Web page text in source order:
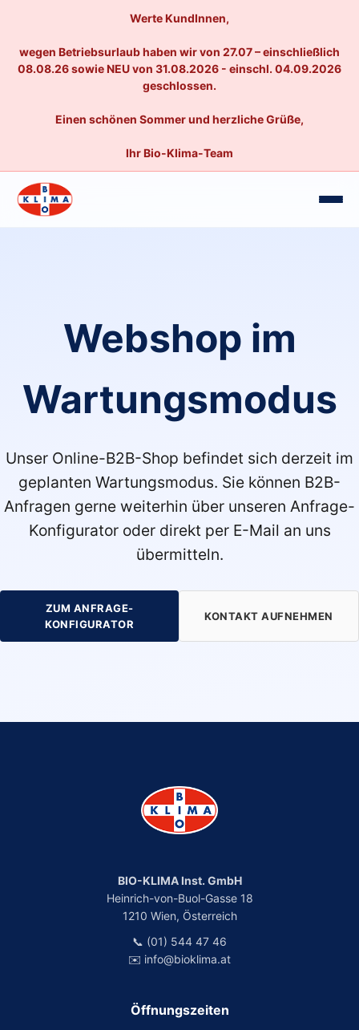
Werte KundInnen,
wegen Betriebsurlaub haben wir von 27.07 – einschließlich
08.08.26 sowie NEU von 31.08.2026 - einschl. 04.09.2026
geschlossen.
Einen schönen Sommer und herzliche Grüße,
Ihr Bio-Klima-Team
Webshop im
Wartungsmodus
Unser Online-B2B-Shop befindet sich derzeit im
geplanten Wartungsmodus. Sie können B2B-
Anfragen gerne weiterhin über unseren Anfrage-
Konfigurator oder direkt per E-Mail an uns
übermitteln.
ZUM ANFRAGE-
KONFIGURATOR
KONTAKT AUFNEHMEN
BIO-KLIMA Inst. GmbH
Heinrich-von-Buol-Gasse 18
1210 Wien, Österreich
📞 (01) 544 47 46
✉️ info@bioklima.at
Öffnungszeiten